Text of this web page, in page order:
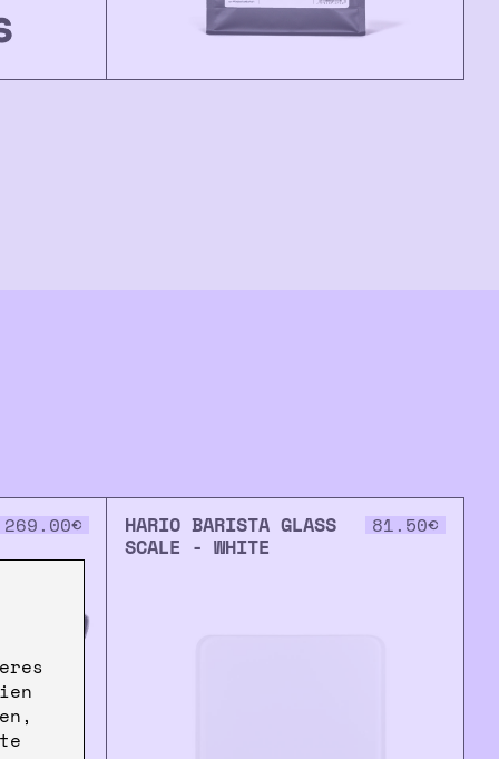
269.00€
HARIO BARISTA GLASS
SCALE - WHITE
81.50€